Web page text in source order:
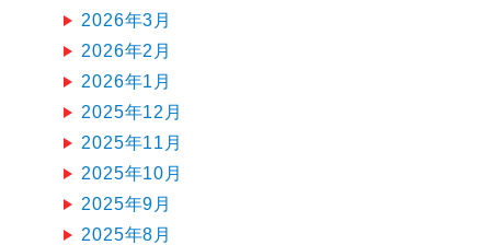
2026年3月
2026年2月
2026年1月
2025年12月
2025年11月
2025年10月
2025年9月
2025年8月